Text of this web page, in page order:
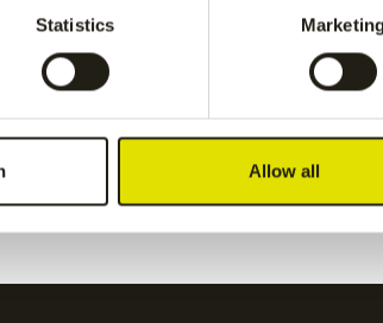
Statistics
Allow all
€
women pant-navy